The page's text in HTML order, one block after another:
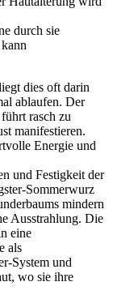
durch sie
dies oft darin
ablaufen. Der
rasch zu
manifestieren.
Energie und
und Festigkeit der
Sommerwurz
mindern
Ausstrahlung. Die
eine
als
System und
wo sie ihre